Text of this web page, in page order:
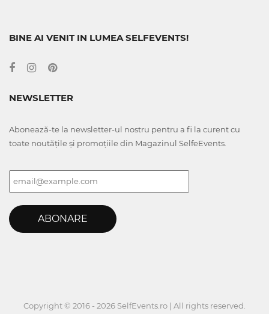
BINE AI VENIT IN LUMEA SELFEVENTS!
NEWSLETTER
Abonează-te la newsletter-ul nostru pentru a fi la curent cu
toate noutățile și promoțiile din Magazinul SelfeEvents.
ABONARE
Copyright © 2016 - 2026 SelfEvents.ro | All rights reserved.